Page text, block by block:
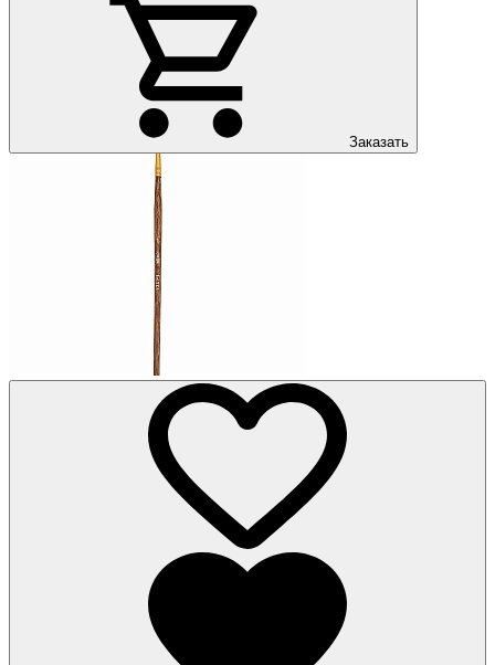
Заказать